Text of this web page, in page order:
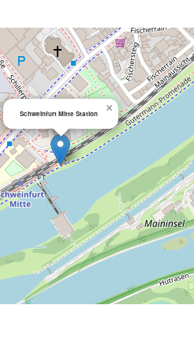
Schweinfurt Mitte Station ×